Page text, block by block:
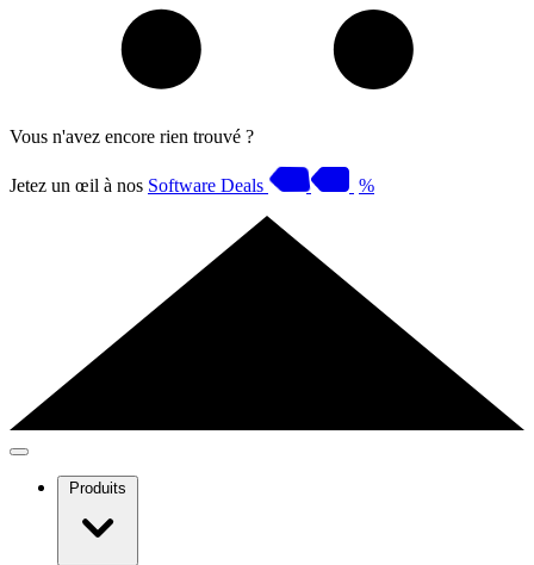
Vous n'avez encore rien trouvé ?
Jetez un œil à nos Software Deals %
Produits